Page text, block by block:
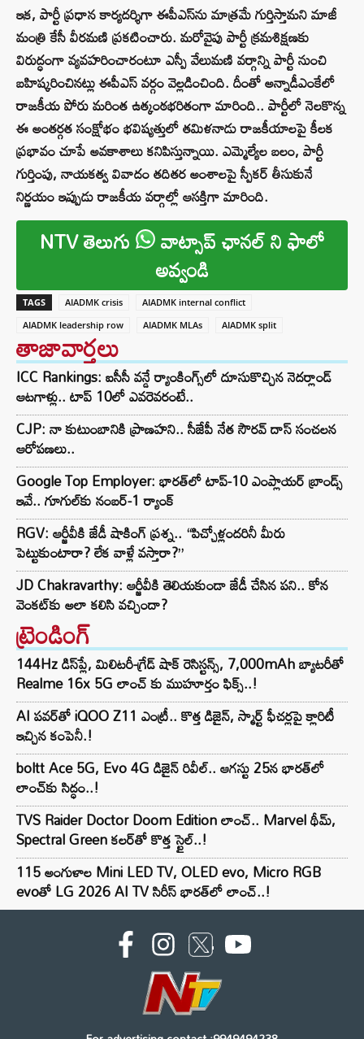
ఇక, పార్టీ ప్రధాన కార్యదర్శిగా ఈపీఎస్‌ను మాత్రమే గుర్తిస్తామని మాజీ
మంత్రి కేసీ వీరమణి ప్రకటించారు. మరోవైపు పార్టీ క్రమశిక్షణకు
విరుద్ధంగా వ్యవహరించారంటూ ఎస్పీ వేలుమణి వర్గాన్ని పార్టీ నుంచి
బహిష్కరించినట్లు ఈపీఎస్ వర్గం వెల్లడించింది. దీంతో అన్నాడీఎంకేలో
రాజకీయ పోరు మరింత ఉత్కంఠభరితంగా మారింది.. పార్టీలో నెలకొన్న
ఈ అంతర్గత సంక్షోభం భవిష్యత్తులో తమిళనాడు రాజకీయాలపై కీలక
ప్రభావం చూపే అవకాశాలు కనిపిస్తున్నాయి. ఎమ్మెల్యేల బలం, పార్టీ
గుర్తింపు, నాయకత్వ వివాదం తదితర అంశాలపై స్పీకర్ తీసుకునే
నిర్ణయం ఇప్పుడు రాజకీయ వర్గాల్లో ఆసక్తిగా మారింది.
NTV తెలుగు వాట్సాప్ ఛానల్ ని ఫాలో
అవ్వండి
TAGS AIADMK crisis
AIADMK internal conflict
AIADMK leadership row
AIADMK MLAs AIADMK split
తాజావార్తలు
ICC Rankings: ఐసీసీ వన్డే ర్యాంకింగ్స్‌లో దూసుకొచ్చిన నెదర్లాండ్
ఆటగాళ్లు.. టాప్ 10లో ఎవరెవరంటే..
CJP: నా కుటుంబానికి ప్రాణహని.. సీజేపీ నేత సౌరవ్ దాస్ సంచలన
ఆరోపణలు..
Google Top Employer: భారత్‌లో టాప్-10 ఎంప్లాయర్ బ్రాండ్స్
ఇవే.. గూగుల్‌కు నంబర్-1 ర్యాంక్
RGV: ఆర్జీవీకి జేడీ షాకింగ్ ప్రశ్న.. “పిచ్చోళ్లందరినీ మీరు
పెట్టుకుంటారా? లేక వాళ్లే వస్తారా?”
JD Chakravarthy: ఆర్జీవీకి తెలియకుండా జేడీ చేసిన పని.. కోన
వెంకట్‌కు అలా కలిసి వచ్చిందా?
ట్రెండింగ్‌
144Hz డిస్‌ప్లే, మిలిటరీ-గ్రేడ్ షాక్ రెసిస్టన్స్, 7,000mAh బ్యాటరీతో
Realme 16x 5G లాంచ్ కు ముహూర్తం ఫిక్స్..!
AI పవర్‌తో iQOO Z11 ఎంట్రీ.. కొత్త డిజైన్, స్మార్ట్ ఫీచర్లపై క్లారిటీ
ఇచ్చిన కంపెనీ.!
boltt Ace 5G, Evo 4G డిజైన్ రివీల్.. ఆగస్టు 25న భారత్‌లో
లాంచ్‌కు సిద్ధం..!
TVS Raider Doctor Doom Edition లాంచ్.. Marvel థీమ్,
Spectral Green కలర్‌తో కొత్త స్టైల్..!
115 అంగుళాల Mini LED TV, OLED evo, Micro RGB
evoతో LG 2026 AI TV సిరీస్ భారత్‌లో లాంచ్..!